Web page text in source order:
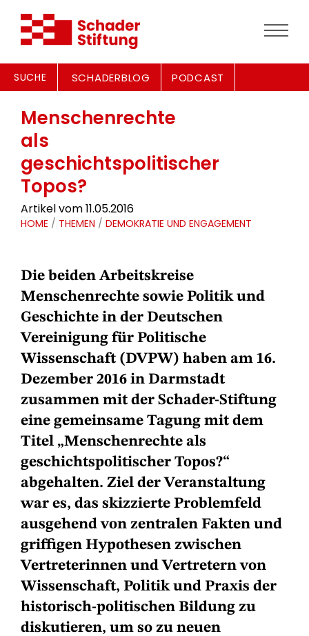
SUCHE SCHADERBLOG PODCAST
Menschenrechte
als
geschichtspolitischer
Topos?
Artikel vom 11.05.2016
HOME / THEMEN / DEMOKRATIE UND ENGAGEMENT
Die beiden Arbeitskreise
Menschenrechte sowie Politik und
Geschichte in der Deutschen
Vereinigung für Politische
Wissenschaft (DVPW) haben am 16.
Dezember 2016 in Darmstadt
zusammen mit der Schader-Stiftung
eine gemeinsame Tagung mit dem
Titel „Menschenrechte als
geschichtspolitischer Topos?“
abgehalten. Ziel der Veranstaltung
war es, das skizzierte Problemfeld
ausgehend von zentralen Fakten und
griffigen Hypothesen zwischen
Vertreterinnen und Vertretern von
Wissenschaft, Politik und Praxis der
historisch-politischen Bildung zu
diskutieren, um so zu neuen